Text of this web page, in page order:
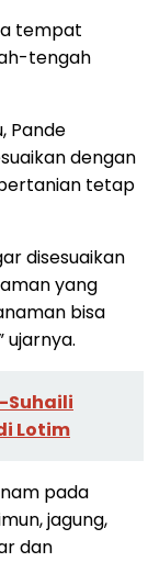
tempat
tengah
Pande
dengan
tetap
disesuaikan
yang
bisa
ujarnya.
Suhaili
Lotim
pada
jagung,
dan